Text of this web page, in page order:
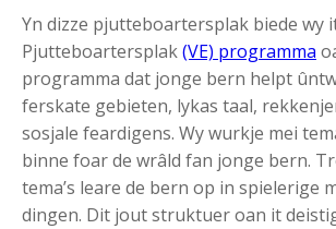
Yn dizze pjutteboartersplak biede wy
Pjutteboartersplak(VE) programma
programma dat jonge bern helpt
ferskate gebieten, lykas taal,
sosjale feardigens. Wy wurkje mei
binne foar de wrâld fan jonge bern.
tema’s leare de bern op in spielerige
dingen. Dit jout struktuer oan it